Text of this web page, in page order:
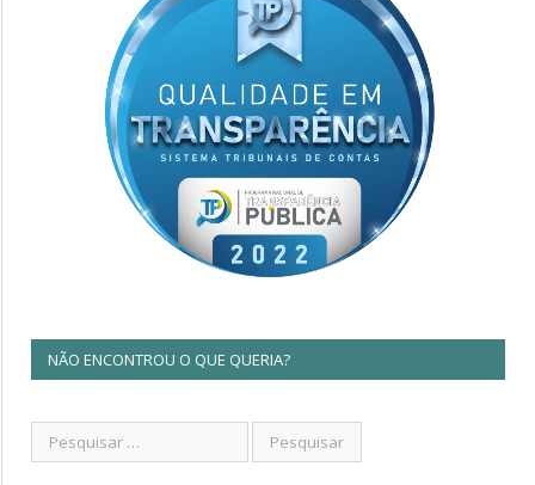
NÃO ENCONTROU O QUE QUERIA?